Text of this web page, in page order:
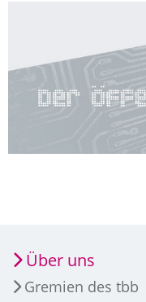
Über uns
Gremien des tbb